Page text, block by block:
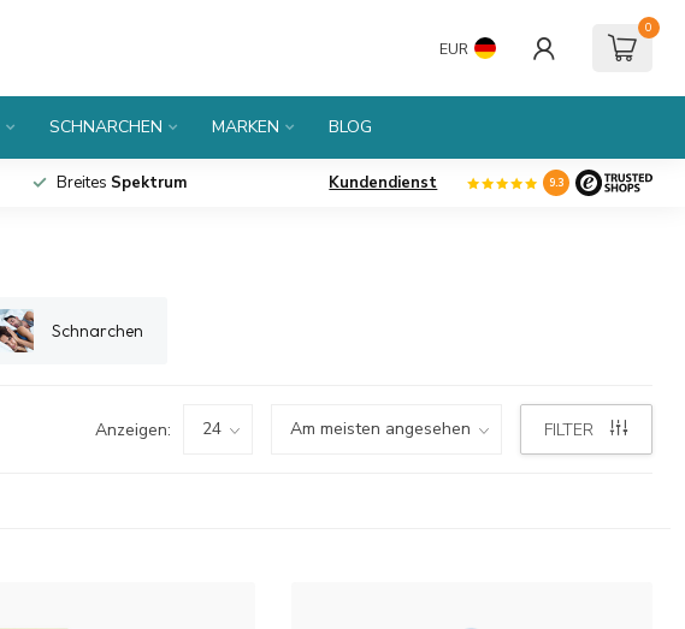
EUR
0
SCHNARCHEN MARKEN BLOG
Breites Spektrum Kundendienst 9.3
Schnarchen
Anzeigen: FILTER